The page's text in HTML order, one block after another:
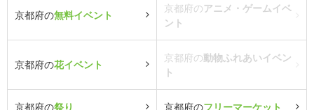
京都府の無料イベント
京都府のアニメ・ゲームイベ
ント
京都府の花イベント
京都府の動物ふれあいイベン
ト
京都府の祭り 京都府のフリーマーケット